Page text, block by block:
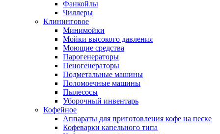
Фанкойлы
Чиллеры
Клининговое
Минимойки
Мойки высокого давления
Моющие средства
Парогенераторы
Пеногенераторы
Подметальные машины
Поломоечные машины
Пылесосы
Уборочный инвентарь
Кофейное
Аппараты для приготовления кофе на песке
Кофеварки капельного типа